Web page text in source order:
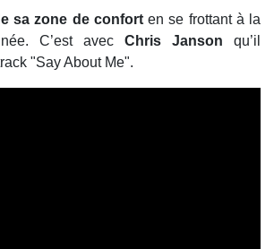
sa zone de conforten se frottant à la
C’est avec Chris Janson qu’il
"Say About Me".